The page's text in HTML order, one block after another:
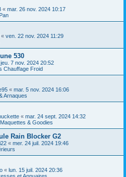
« mar. 26 nov. 2024 10:17
« ven. 22 nov. 2024 11:29
530
jeu. 7 nov. 2024 20:52
Chauffage Froid
« mar. 5 nov. 2024 16:06
Arnaques
« mar. 24 sept. 2024 14:32
& Goodies
Rain Blocker G2
« mer. 24 juil. 2024 19:46
« lun. 15 juil. 2024 20:36
et Annuaires